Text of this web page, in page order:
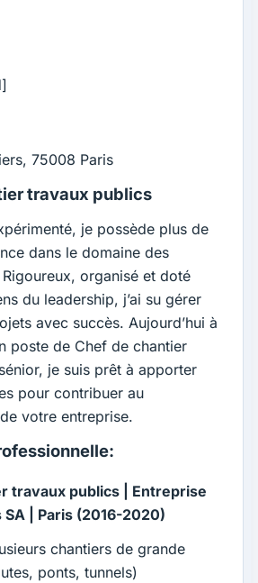
75008 Paris
travaux publics
je possède plus de
dans le domaine des
organisé et doté
du leadership, j’ai su gérer
avec succès. Aujourd’hui à
poste de Chef de chantier
je suis prêt à apporter
pour contribuer au
votre entreprise.
travaux publics | Entreprise
SA | Paris (2016-2020)
chantiers de grande
ponts, tunnels)